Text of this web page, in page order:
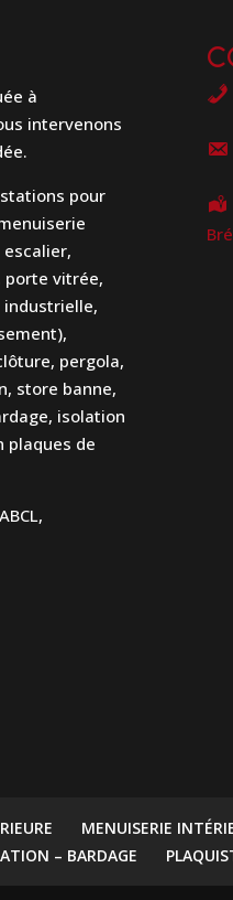
à
intervenons
pour
porte vitrée,
pergola,
store banne,
isolation
plaques de
MENUISERIE
– BARDAGE